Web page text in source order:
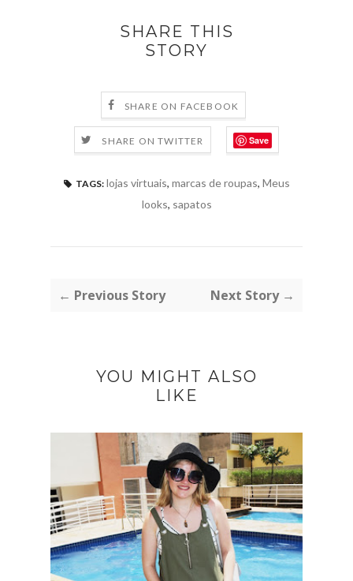
SHARE THIS
STORY
SHARE ON FACEBOOK
SHARE ON TWITTER Save
TAGS: lojas virtuais, marcas de roupas, Meus
looks, sapatos
← Previous Story Next Story →
YOU MIGHT ALSO
LIKE